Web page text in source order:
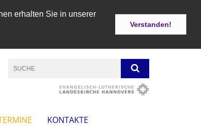
erhalten Sie in unserer
Verstanden!
KONTAKTE